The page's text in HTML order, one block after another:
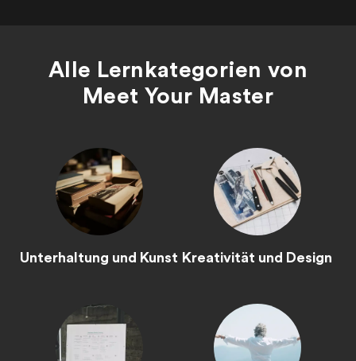
Alle Lernkategorien von
Meet Your Master
Unterhaltung und Kunst Kreativität und Design